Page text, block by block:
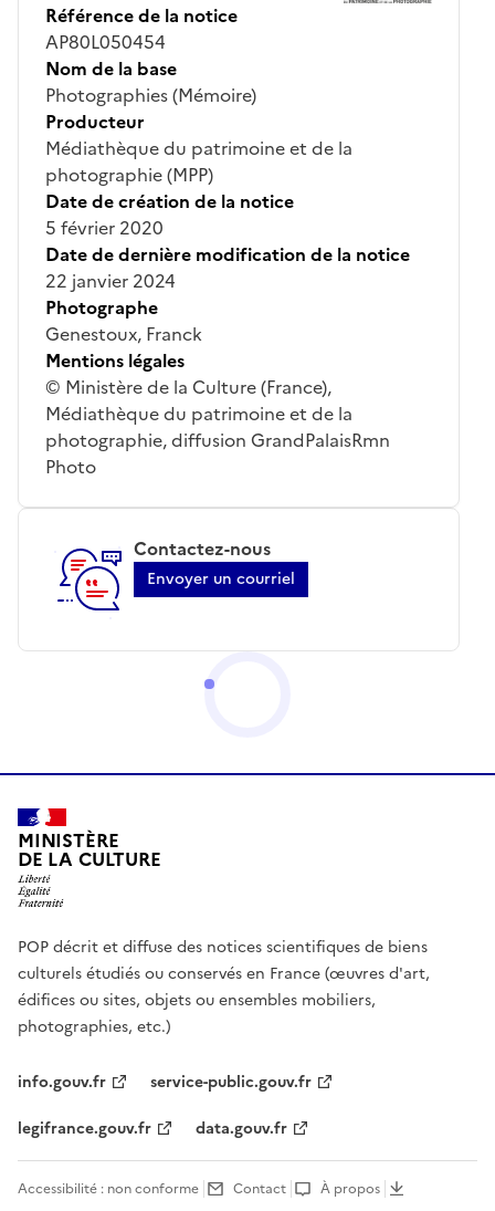
Référence de la notice
AP80L050454
Nom de la base
Photographies (Mémoire)
Producteur
Médiathèque du patrimoine et de la
photographie (MPP)
Date de création de la notice
5 février 2020
Date de dernière modification de la notice
22 janvier 2024
Photographe
Genestoux, Franck
Mentions légales
© Ministère de la Culture (France),
Médiathèque du patrimoine et de la
photographie, diffusion GrandPalaisRmn
Photo
Contactez-nous
Envoyer un courriel
MINISTÈRE
DE LA CULTURE
POP décrit et diffuse des notices scientifiques de biens
culturels étudiés ou conservés en France (œuvres d'art,
édifices ou sites, objets ou ensembles mobiliers,
photographies, etc.)
info.gouv.fr
service-public.gouv.fr
legifrance.gouv.fr
data.gouv.fr
Accessibilité : non conforme Contact À propos